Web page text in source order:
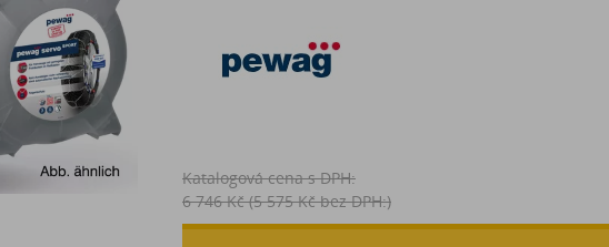
Katalogová cena s DPH:
6 746 Kč (5 575 Kč bez DPH:)